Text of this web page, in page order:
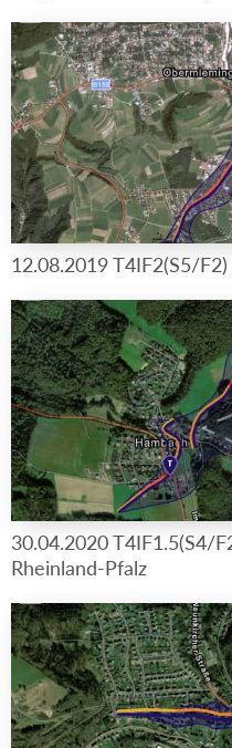
12.08.2019 T4IF2(S5/
30.04.2020 T4IF1.5(S4/
Rheinland-Pfalz